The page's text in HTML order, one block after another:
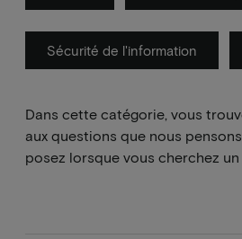
Sécurité de l'information
Dans cette catégorie, vous
aux questions que nous
posez lorsque vous cherchez